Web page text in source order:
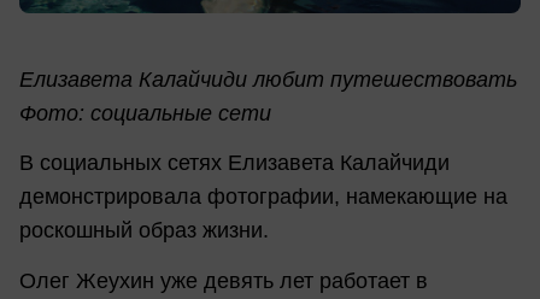
Елизавета Калайчиди любит путешествовать
Фото: социальные сети
В социальных сетях Елизавета Калайчиди
демонстрировала фотографии, намекающие на
роскошный образ жизни.
Олег Жеухин уже девять лет работает в